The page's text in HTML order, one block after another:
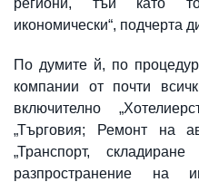
икономически“, подчерта
По думите й, по
компании от почти
включително
„Търговия; Ремонт на
„Транспорт,
разпространение на